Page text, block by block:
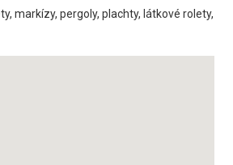
markízy, pergoly, plachty, látkové rolety,